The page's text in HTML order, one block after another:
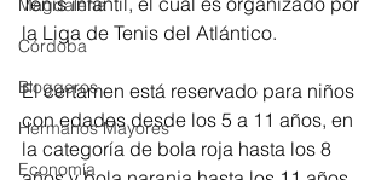
Magdalena
Córdoba
Bloggeros
Hermanos Mayores
Economía
la Liga de Tenis del Atlántico.
El certamen está reservado para niños
con edades desde los 5 a 11 años, en
la categoría de bola roja hasta los 8